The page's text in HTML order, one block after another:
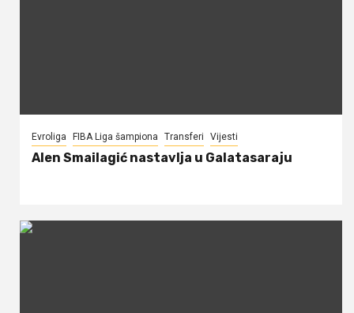
Evroliga FIBA Liga šampiona Transferi Vijesti
Alen Smailagić nastavlja u Galatasaraju